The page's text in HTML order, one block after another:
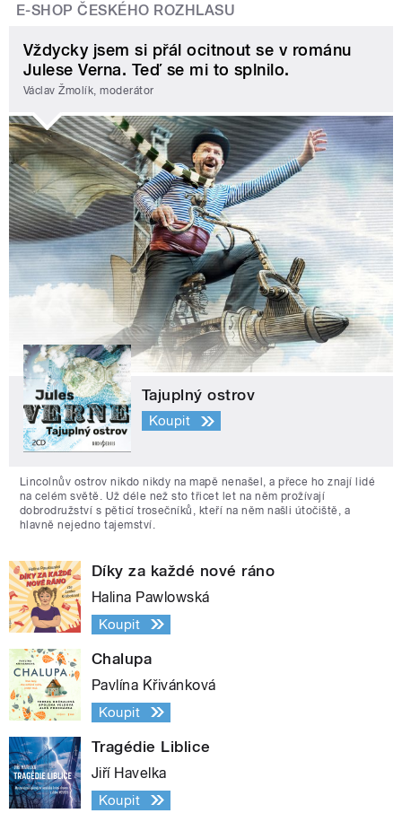
E-SHOP ČESKÉHO ROZHLASU
Vždycky jsem si přál ocitnout se v románu
Julese Verna. Teď se mi to splnilo.
Václav Žmolík, moderátor
Tajuplný ostrov
Koupit
Lincolnův ostrov nikdo nikdy na mapě nenašel, a přece ho znají lidé
na celém světě. Už déle než sto třicet let na něm prožívají
dobrodružství s pěticí trosečníků, kteří na něm našli útočiště, a
hlavně nejedno tajemství.
Díky za každé nové ráno
Halina Pawlowská
Koupit
Chalupa
Pavlína Křivánková
Koupit
Tragédie Liblice
Jiří Havelka
Koupit